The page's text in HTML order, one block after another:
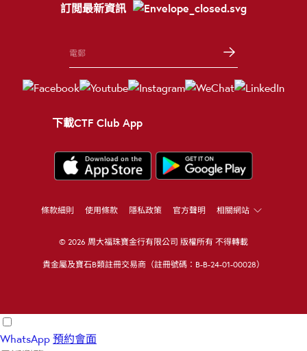
訂閲最新資訊
下載CTF Club App
條款細則 使用條款 隱私政策 官方聲明 相關網站
© 2026 周大福珠寶金行有限公司 版權所有 不得轉載
貴金屬及寶石B類註冊交易商（註冊號碼：B-B-24-01-00028）
WhatsApp 預約會面